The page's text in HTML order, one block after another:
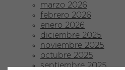
marzo 2026
febrero 2026
enero 2026
diciembre 2025
noviembre 2025
octubre 2025
septiembre 2025